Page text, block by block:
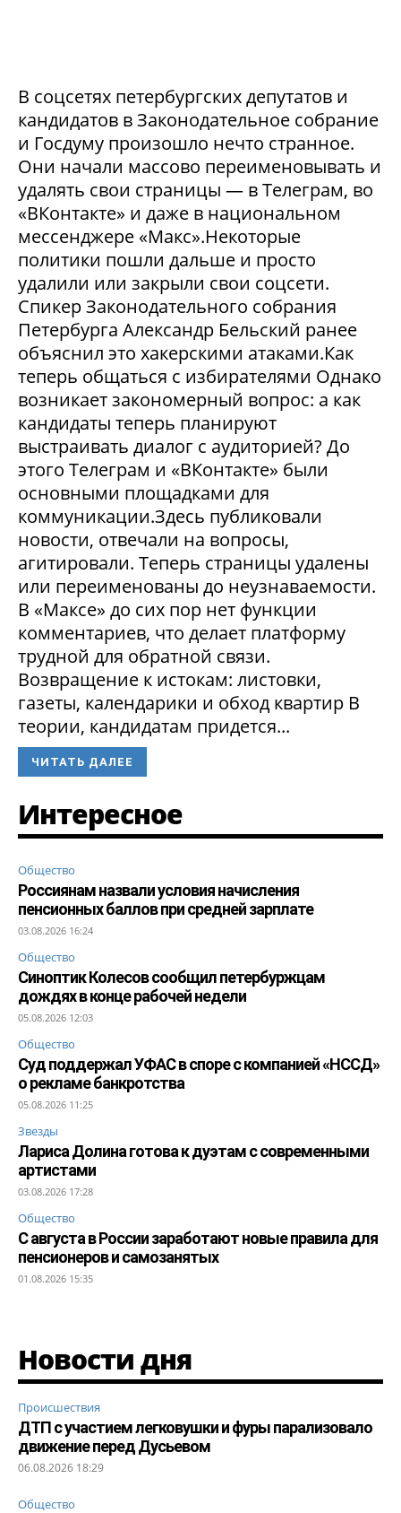
В соцсетях петербургских депутатов и
кандидатов в Законодательное собрание
и Госдуму произошло нечто странное.
Они начали массово переименовывать и
удалять свои страницы — в Телеграм, во
«ВКонтакте» и даже в национальном
мессенджере «Макс».Некоторые
политики пошли дальше и просто
удалили или закрыли свои соцсети.
Спикер Законодательного собрания
Петербурга Александр Бельский ранее
объяснил это хакерскими атаками.Как
теперь общаться с избирателями Однако
возникает закономерный вопрос: а как
кандидаты теперь планируют
выстраивать диалог с аудиторией? До
этого Телеграм и «ВКонтакте» были
основными площадками для
коммуникации.Здесь публиковали
новости, отвечали на вопросы,
агитировали. Теперь страницы удалены
или переименованы до неузнаваемости.
В «Максе» до сих пор нет функции
комментариев, что делает платформу
трудной для обратной связи.
Возвращение к истокам: листовки,
газеты, календарики и обход квартир В
теории, кандидатам придется...
ЧИТАТЬ ДАЛЕЕ
Интересное
Общество
Россиянам назвали условия начисления
пенсионных баллов при средней зарплате
03.08.2026 16:24
Общество
Синоптик Колесов сообщил петербуржцам
дождях в конце рабочей недели
05.08.2026 12:03
Общество
Суд поддержал УФАС в споре с компанией «НССД»
о рекламе банкротства
05.08.2026 11:25
Звезды
Лариса Долина готова к дуэтам с современными
артистами
03.08.2026 17:28
Общество
С августа в России заработают новые правила для
пенсионеров и самозанятых
01.08.2026 15:35
Новости дня
Происшествия
ДТП с участием легковушки и фуры парализовало
движение перед Дусьевом
06.08.2026 18:29
Общество